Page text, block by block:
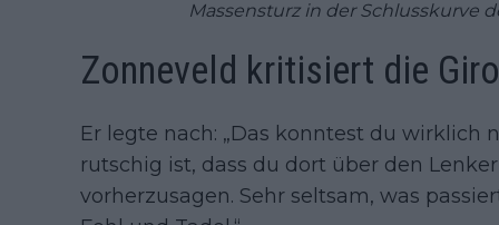
Massensturz in der Schlusskurve
Zonneveld kritisiert die
Er legte nach: „Das konntest du wirklich
rutschig ist, dass du dort über den
vorherzusagen. Sehr seltsam, was